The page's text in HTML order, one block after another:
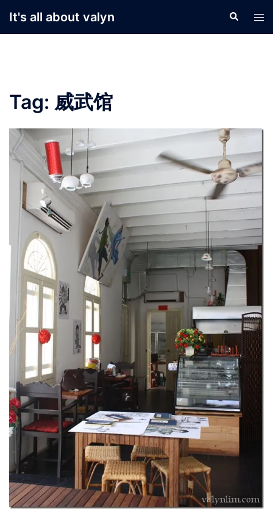
It's all about valyn Search
Tag: 威武馆